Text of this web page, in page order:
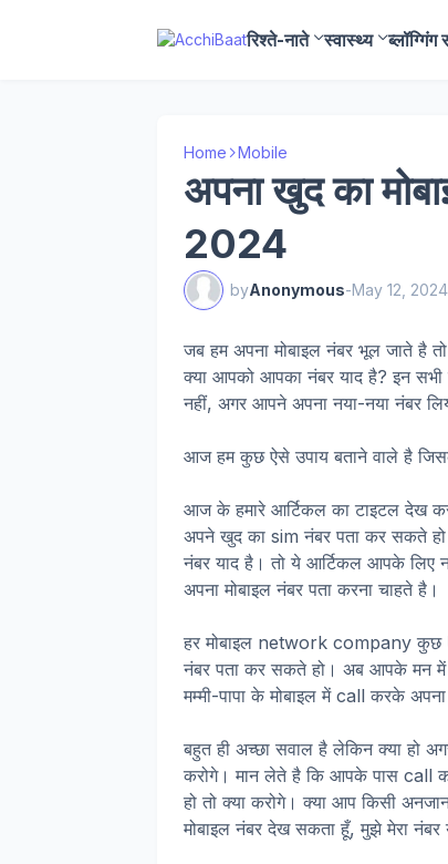
रिश्ते-नाते स्वास्थ्य ब्लॉग्गिंग
Home Mobile
अपना खुद का
2024
byAnonymous-May 12, 2024
जब हम अपना मोबाइल नंबर भूल जाते है
क्या आपको आपका नंबर याद है? इन सभी
नहीं, अगर आपने अपना नया-नया नंबर
आज हम कुछ ऐसे उपाय बताने वाले है
आज के हमारे आर्टिकल का टाइटल देख
अपने खुद का sim नंबर पता कर सकते
नंबर याद है। तो ये आर्टिकल आपके लिए
अपना मोबाइल नंबर पता करना चाहते है।
हर मोबाइल network company कुछ
नंबर पता कर सकते हो। अब आपके मन में
मम्मी-पापा के मोबाइल में call करके
बहुत ही अच्छा सवाल है लेकिन क्या हो
करोगे। मान लेते है कि आपके पास call
हो तो क्या करोगे। क्या आप किसी
मोबाइल नंबर देख सकता हूँ, मुझे मेरा नंबर